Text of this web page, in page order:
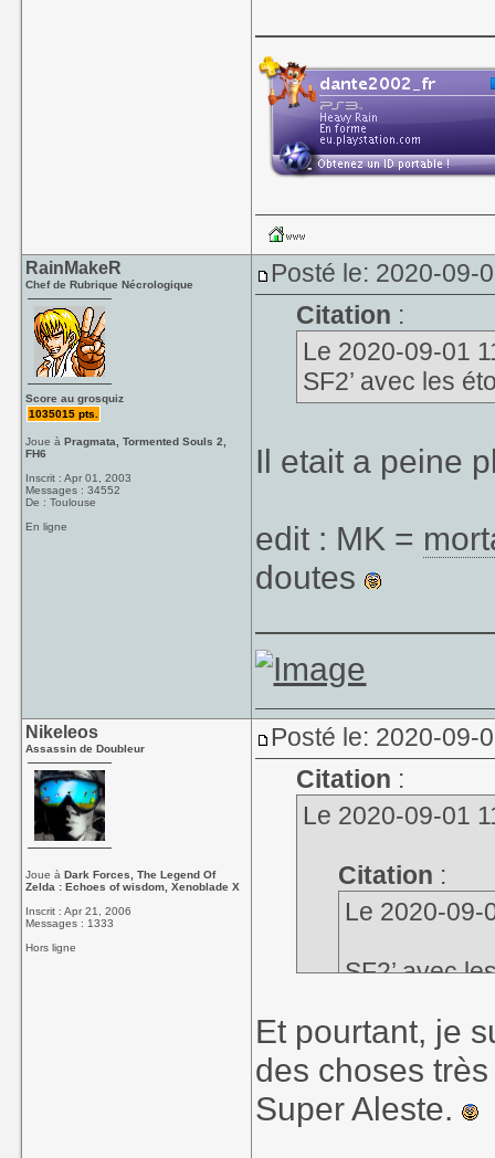
RainMakeR
Chef de Rubrique Nécrologique
Score au grosquiz
1035015 pts.
Joue àPragmata, Tormented Souls 2,
FH6
Inscrit : Apr 01, 2003
Messages : 34552
De : Toulouse
En ligne
Posté le: 2020-09-
Citation :
Le 2020-09-01
SF2’ avec les
Il etait a peine
edit : MK =
doutes
Nikeleos
Assassin de Doubleur
Joue àDark Forces, The Legend Of
Zelda : Echoes of wisdom, Xenoblade X
Inscrit : Apr 21, 2006
Messages : 1333
Hors ligne
Posté le: 2020-09-
Citation :
Le 2020-09-01
Citation :
Le 2020-09-
SF2’ avec
Et comme
Typeque
limite de
Et pourtant, je
des choses
Super Aleste.